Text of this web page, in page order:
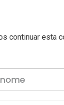
continuar esta